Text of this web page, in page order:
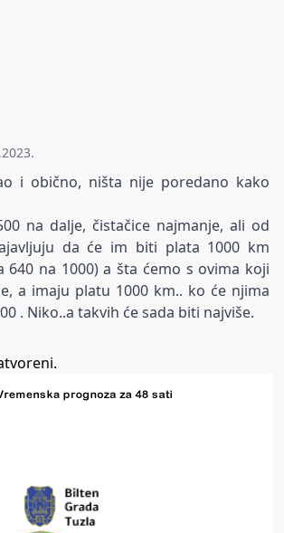
i obično, ništa nije poredano kako
na dalje, čistačice najmanje, ali od
da će im biti plata 1000 km
640 na 1000) a šta ćemo s ovima koji
a imaju platu 1000 km.. ko će njima
. Niko..a takvih će sada biti najviše.